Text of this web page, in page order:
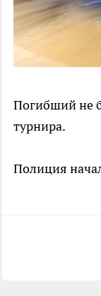
Погибший не
турнира.
Полиция